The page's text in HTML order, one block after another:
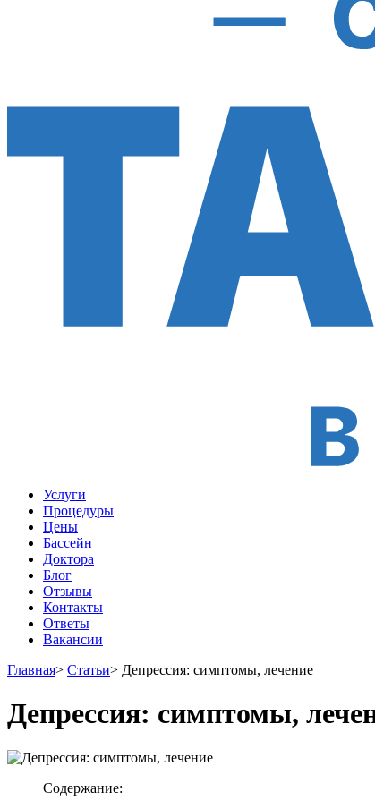
Услуги
Процедуры
Цены
Бассейн
Доктора
Блог
Отзывы
Контакты
Ответы
Вакансии
Главная> Статьи> Депрессия: симптомы, лечение
Депрессия: симптомы,
Содержание: